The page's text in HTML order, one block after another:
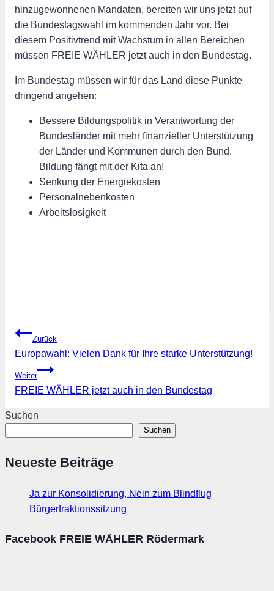
hinzugewonnenen Mandaten, bereiten wir uns jetzt auf
die Bundestagswahl im kommenden Jahr vor. Bei
diesem Positivtrend mit Wachstum in allen Bereichen
müssen FREIE WÄHLER jetzt auch in den Bundestag.
Im Bundestag müssen wir für das Land diese Punkte
dringend angehen:
Bessere Bildungspolitik in Verantwortung der
Bundesländer mit mehr finanzieller Unterstützung
der Länder und Kommunen durch den Bund.
Bildung fängt mit der Kita an!
Senkung der Energiekosten
Personalnebenkosten
Arbeitslosigkeit
Beitragsnavigation
Zurück
Europawahl: Vielen Dank für Ihre starke Unterstützung!
Weiter
FREIE WÄHLER jetzt auch in den Bundestag
Suchen
Suchen
Neueste Beiträge
Ja zur Konsolidierung, Nein zum Blindflug
Bürgerfraktionssitzung
Facebook FREIE WÄHLER Rödermark